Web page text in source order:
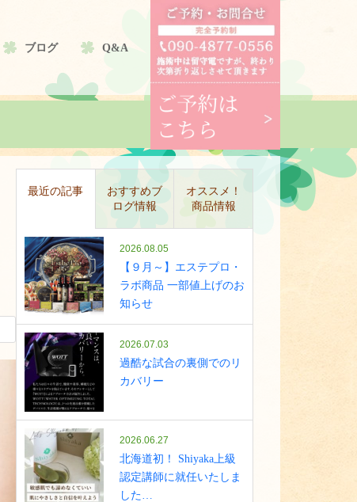
ブログ Q&A
最近の記事
おすすめブ
ログ情報
オススメ！
商品情報
2026.08.05
【９月～】エステプロ・
ラボ商品 一部値上げのお
知らせ
2026.07.03
過酷な試合の裏側でのリ
カバリー
2026.06.27
北海道初！ Shiyaka上級
認定講師に就任いたしま
した…